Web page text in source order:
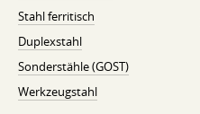
Stahl ferritisch
Duplexstahl
Sonderstähle (GOST)
Werkzeugstahl